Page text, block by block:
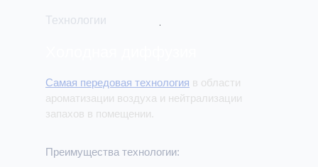
Самая передовая технология в области
ароматизации воздуха и нейтрализации
запахов в помещении.
Преимущества технологии:
Технологии